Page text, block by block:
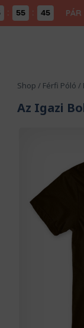
55 : 45 PÁR
Shop / Férfi Póló /
Az Igazi